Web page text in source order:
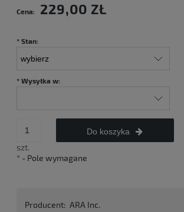
Cena: 229,00 ZŁ
* Stan:
* Wysyłka w:
szt.
Do koszyka
* - Pole wymagane
Producent: ARA Inc.